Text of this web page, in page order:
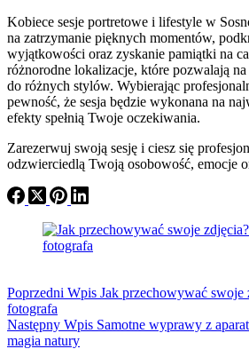
Kobiece sesje portretowe i lifestyle w
na zatrzymanie pięknych momentów,
wyjątkowości oraz zyskanie pamiątki na
różnorodne lokalizacje, które pozwalają na
do różnych stylów. Wybierając
pewność, że sesja będzie wykonana na
efekty spełnią Twoje oczekiwania.
Zarezerwuj swoją sesję i ciesz się
odzwierciedlą Twoją osobowość, emocje
Poprzedni Wpis Jak przechowywać
fotografa
Następny Wpis Samotne wyprawy z
magia natury